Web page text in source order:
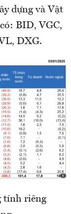
dựng và Vật
BID, VGC,
DXG.
tính riêng